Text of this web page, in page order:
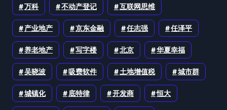
万科 不动产登记 互联网思维
产业地产 京东金融 任志强 任泽平
养老地产 写字楼 北京 华夏幸福
吴晓波 吸费软件 土地增值税 城市群
城镇化 底特律 开发商 恒大